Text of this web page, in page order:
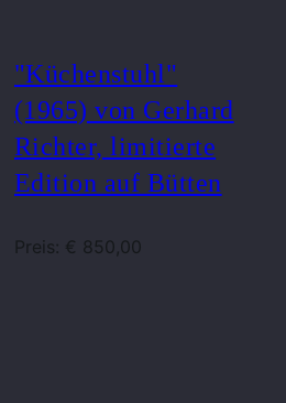
"Küchenstuhl"
(1965) von Gerhard
Richter, limitierte
Edition auf Bütten
Preis: € 850,00